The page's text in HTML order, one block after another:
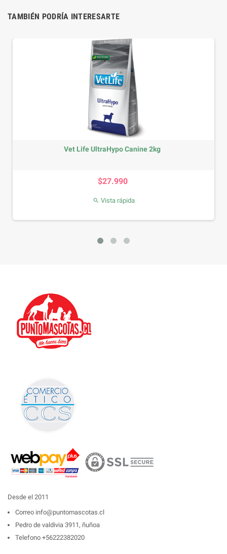
TAMBIÉN PODRÍA INTERESARTE
Vet Life UltraHypo Canine 2kg
$27.990
 Vista rápida
Desde el 2011
Correo info@puntomascotas.cl
Pedro de valdivia 3911, ñuñoa
Telefono +56222382020